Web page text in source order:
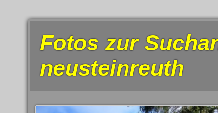
Fotos zur
neusteinreuth